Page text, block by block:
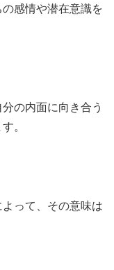
感情や潜在意識を
の内面に向き合う
。
って、その意味は